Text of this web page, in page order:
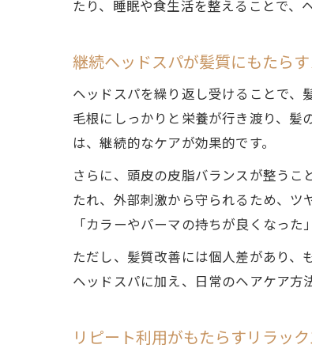
たり、睡眠や食生活を整えることで、
継続ヘッドスパが髪質にもたら
ヘッドスパを繰り返し受けることで
毛根にしっかりと栄養が行き渡り、
は、継続的なケアが効果的です。
さらに、頭皮の皮脂バランスが整う
たれ、外部刺激から守られるため、ツ
「カラーやパーマの持ちが良くなった
ただし、髪質改善には個人差があり
ヘッドスパに加え、日常のヘアケア方
リピート利用がもたらすリラッ